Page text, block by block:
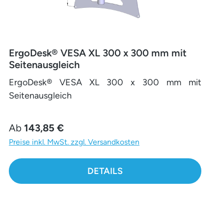
ErgoDesk® VESA XL 300 x 300 mm mit
Seitenausgleich
ErgoDesk® VESA XL 300 x 300 mm mit
Seitenausgleich
Regulärer Preis:
Ab 143,85 €
Preise inkl. MwSt. zzgl. Versandkosten
DETAILS